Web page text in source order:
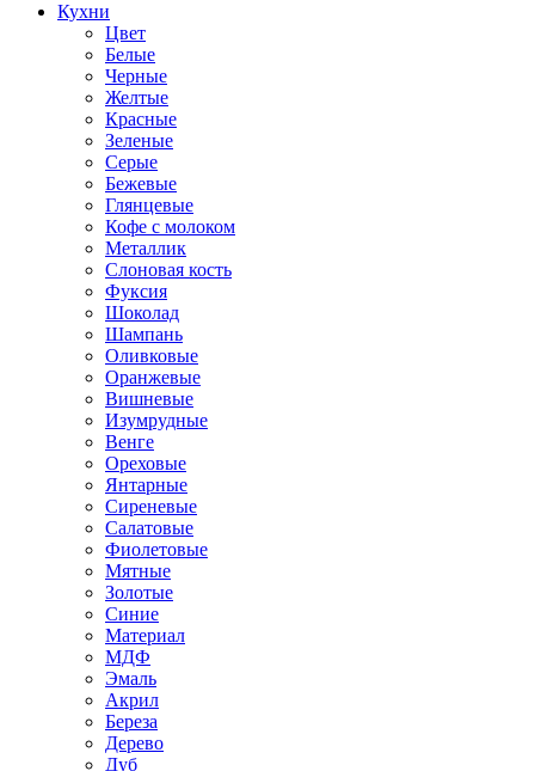
Кухни
Цвет
Белые
Черные
Желтые
Красные
Зеленые
Серые
Бежевые
Глянцевые
Кофе с молоком
Металлик
Слоновая кость
Фуксия
Шоколад
Шампань
Оливковые
Оранжевые
Вишневые
Изумрудные
Венге
Ореховые
Янтарные
Сиреневые
Салатовые
Фиолетовые
Мятные
Золотые
Синие
Материал
МДФ
Эмаль
Акрил
Береза
Дерево
Дуб